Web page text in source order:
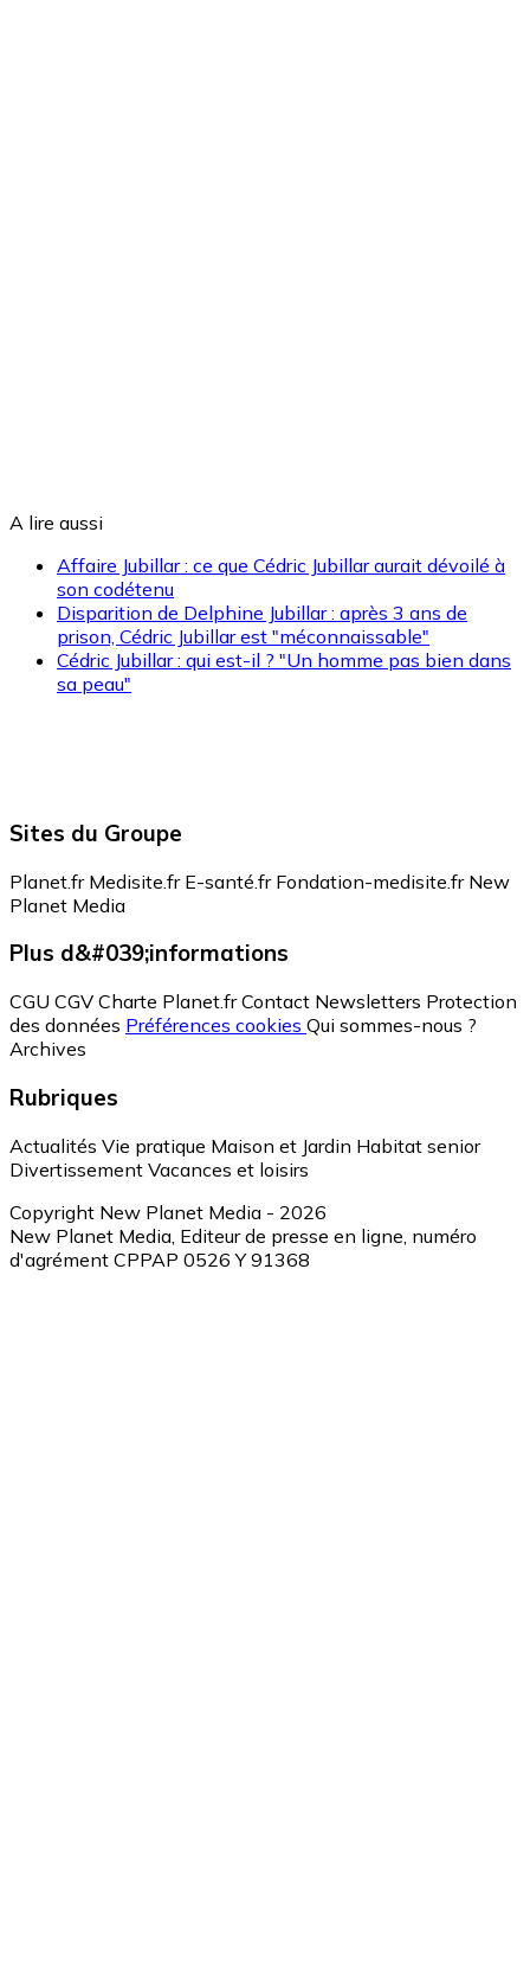
A lire aussi
Affaire Jubillar : ce que Cédric Jubillar aurait dévoilé à
son codétenu
Disparition de Delphine Jubillar : après 3 ans de
prison, Cédric Jubillar est "méconnaissable"
Cédric Jubillar : qui est-il ? "Un homme pas bien dans
sa peau"
Sites du Groupe
Planet.fr Medisite.fr E-santé.fr Fondation-medisite.fr New
Planet Media
Plus d&#039;informations
CGU CGV Charte Planet.fr Contact Newsletters Protection
des données Préférences cookies Qui sommes-nous ?
Archives
Rubriques
Actualités Vie pratique Maison et Jardin Habitat senior
Divertissement Vacances et loisirs
Copyright New Planet Media - 2026
New Planet Media, Editeur de presse en ligne, numéro
d'agrément CPPAP 0526 Y 91368